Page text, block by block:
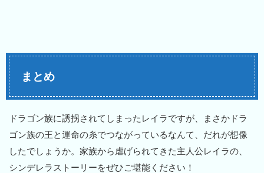
まとめ
ドラゴン族に誘拐されてしまったレイラですが、まさかドラ
ゴン族の王と運命の糸でつながっているなんて、だれが想像
したでしょうか。家族から虐げられてきた主人公レイラの、
シンデレラストーリーをぜひご堪能ください！